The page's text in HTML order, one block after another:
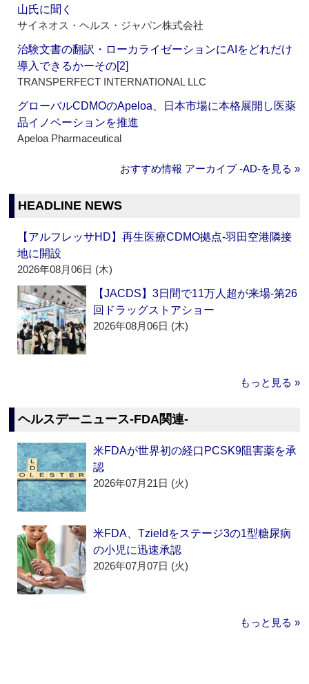
山氏に聞く
サイネオス・ヘルス・ジャパン株式会社
治験文書の翻訳・ローカライゼーションにAIをどれだけ
導入できるかーその[2]
TRANSPERFECT INTERNATIONAL LLC
グローバルCDMOのApeloa、日本市場に本格展開し医薬
品イノベーションを推進
Apeloa Pharmaceutical
おすすめ情報 アーカイブ ‐AD‐を見る »
HEADLINE NEWS
【アルフレッサHD】再生医療CDMO拠点‐羽田空港隣接
地に開設
2026年08月06日 (木)
【JACDS】3日間で11万人超が来場‐第26
回ドラッグストアショー
2026年08月06日 (木)
もっと見る »
ヘルスデーニュース‐FDA関連‐
米FDAが世界初の経口PCSK9阻害薬を承
認
2026年07月21日 (火)
米FDA、Tzieldをステージ3の1型糖尿病
の小児に迅速承認
2026年07月07日 (火)
もっと見る »